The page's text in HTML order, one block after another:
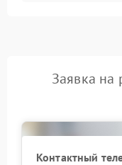
Заявка на
Контактный